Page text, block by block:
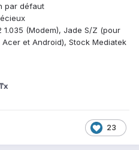
par défaut
1.035 (Modem), Jade S/Z (pour
et Android), Stock Mediatek
23